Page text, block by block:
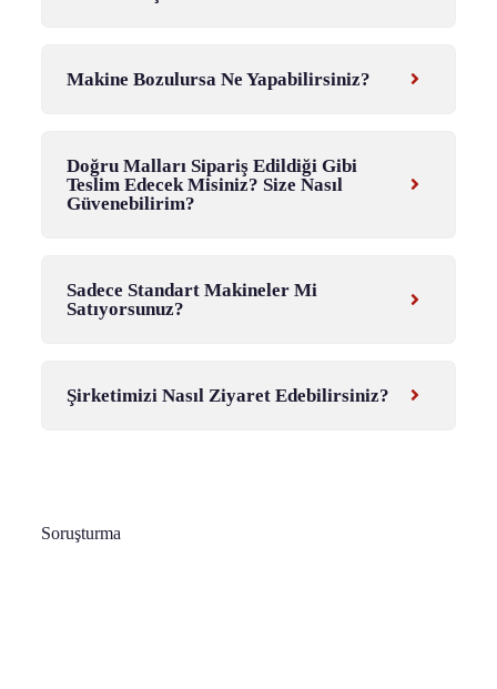
Makine Bozulursa Ne Yapabilirsiniz?
Doğru Malları Sipariş Edildiği Gibi
Teslim Edecek Misiniz? Size Nasıl
Güvenebilirim?
Sadece Standart Makineler Mi
Satıyorsunuz?
Şirketimizi Nasıl Ziyaret Edebilirsiniz?
Soruşturma